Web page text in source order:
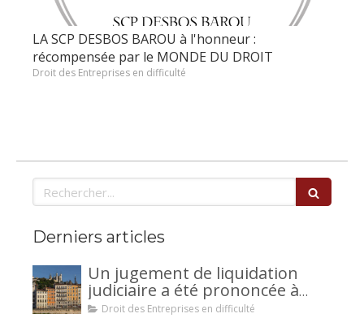
LA SCP DESBOS BAROU à l'honneur :
récompensée par le MONDE DU DROIT
Droit des Entreprises en difficulté
Rechercher
Derniers articles
Un jugement de liquidation
judiciaire a été prononcée à
votre encontre : comment
Droit des Entreprises en difficulté